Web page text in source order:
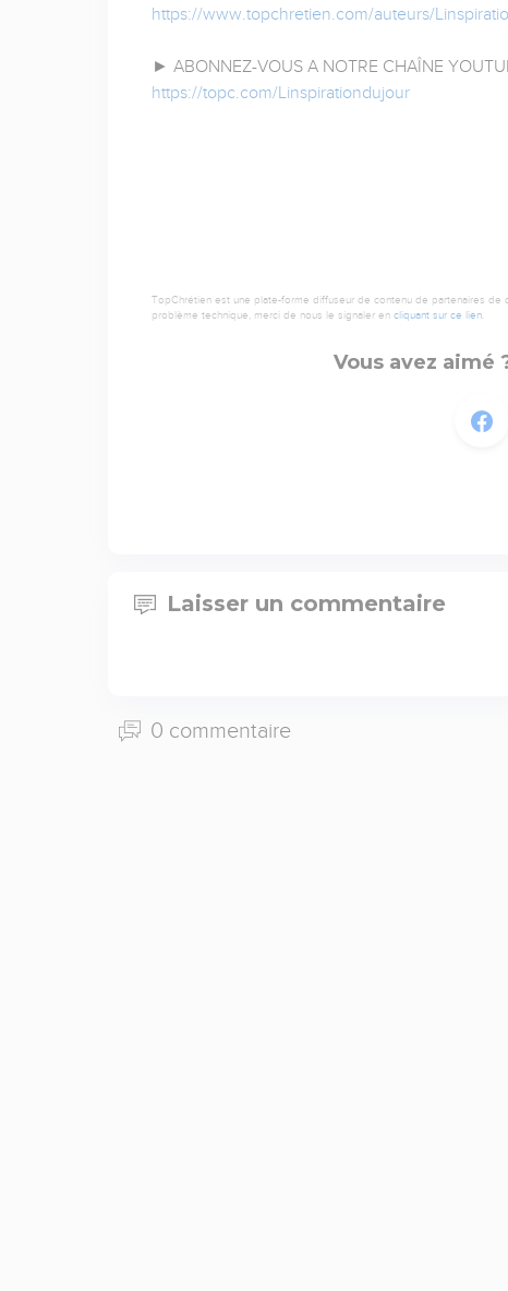
https://www.topchretien.com/auteurs/
► ABONNEZ-VOUS A NOTRE CHAÎNE
https://topc.com/Linspirationdujour
TopChrétien est une plate-forme diffuseur de contenu de partenaires
problème technique, merci de nous le signaler en cliquant sur ce lien.
Vous avez aimé
Laisser un commentaire
0 commentaire